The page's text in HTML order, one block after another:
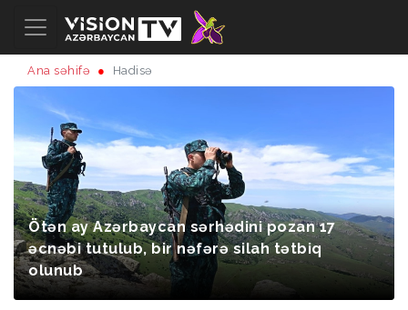
Ana səhifə Hadisə
Ötən ay Azərbaycan sərhədini pozan 17
əcnəbi tutulub, bir nəfərə silah tətbiq
olunub